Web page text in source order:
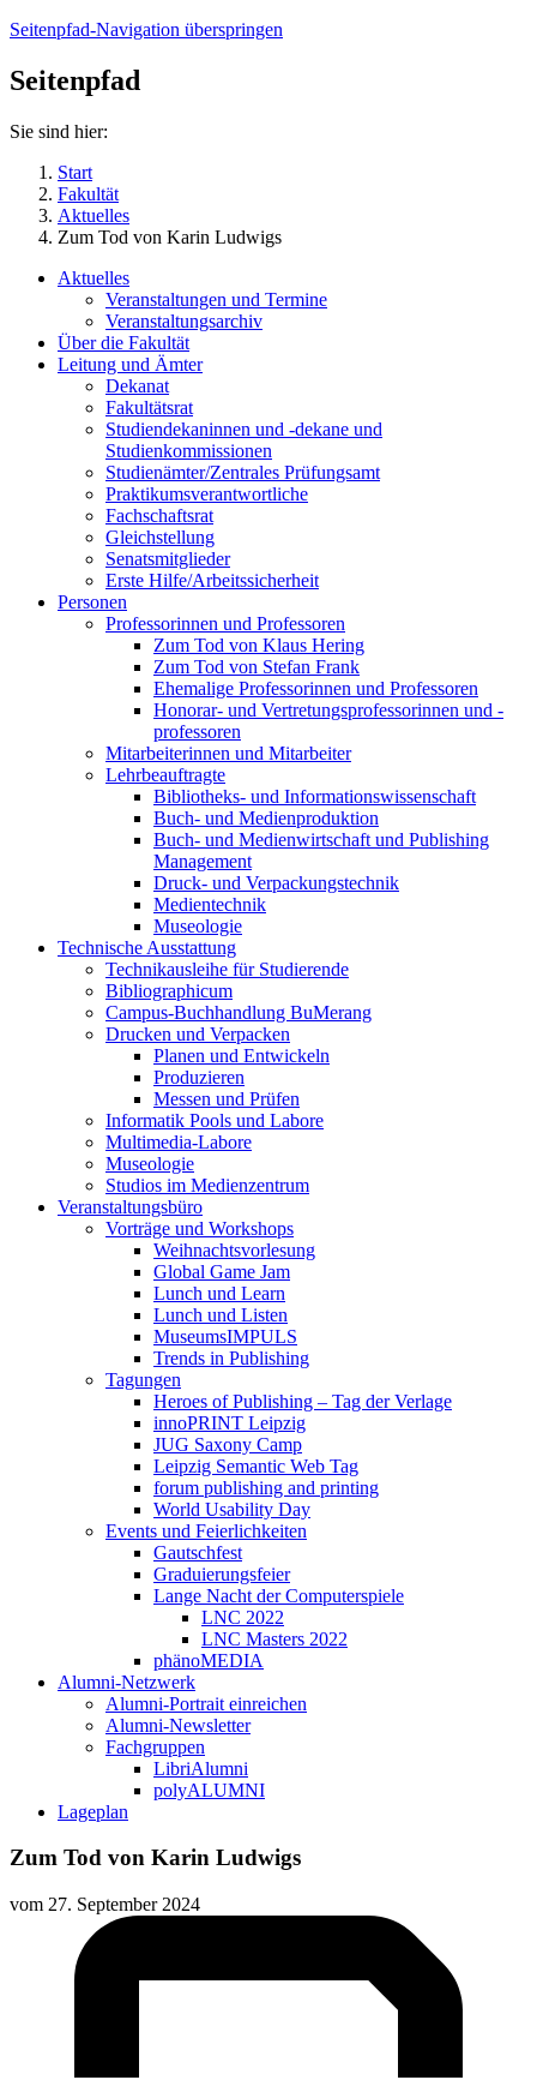
Seitenpfad-Navigation überspringen
Seitenpfad
Sie sind hier:
Start
Fakultät
Aktuelles
Zum Tod von Karin Ludwigs
Aktuelles
Veranstaltungen und Termine
Veranstaltungsarchiv
Über die Fakultät
Leitung und Ämter
Dekanat
Fakultätsrat
Studiendekaninnen und -dekane und
Studienkommissionen
Studienämter/Zentrales Prüfungsamt
Praktikumsverantwortliche
Fachschaftsrat
Gleichstellung
Senatsmitglieder
Erste Hilfe/Arbeitssicherheit
Personen
Professorinnen und Professoren
Zum Tod von Klaus Hering
Zum Tod von Stefan Frank
Ehemalige Professorinnen und Professoren
Honorar- und Vertretungsprofessorinnen und -
professoren
Mitarbeiterinnen und Mitarbeiter
Lehrbeauftragte
Bibliotheks- und Informationswissenschaft
Buch- und Medienproduktion
Buch- und Medienwirtschaft und Publishing
Management
Druck- und Verpackungstechnik
Medientechnik
Museologie
Technische Ausstattung
Technikausleihe für Studierende
Bibliographicum
Campus-Buchhandlung BuMerang
Drucken und Verpacken
Planen und Entwickeln
Produzieren
Messen und Prüfen
Informatik Pools und Labore
Multimedia-Labore
Museologie
Studios im Medienzentrum
Veranstaltungsbüro
Vorträge und Workshops
Weihnachtsvorlesung
Global Game Jam
Lunch und Learn
Lunch und Listen
MuseumsIMPULS
Trends in Publishing
Tagungen
Heroes of Publishing – Tag der Verlage
innoPRINT Leipzig
JUG Saxony Camp
Leipzig Semantic Web Tag
forum publishing and printing
World Usability Day
Events und Feierlichkeiten
Gautschfest
Graduierungsfeier
Lange Nacht der Computerspiele
LNC 2022
LNC Masters 2022
phänoMEDIA
Alumni-Netzwerk
Alumni-Portrait einreichen
Alumni-Newsletter
Fachgruppen
LibriAlumni
polyALUMNI
Lageplan
Zum Tod von Karin Ludwigs
vom 27. September 2024